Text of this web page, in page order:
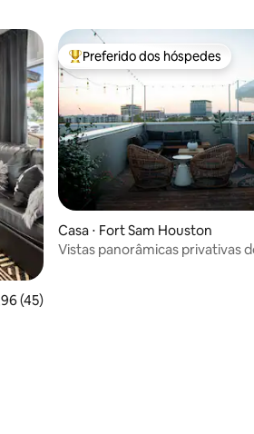
de uma avaliação média de 5, 45
(45)
Entre os melhores preferidos
Preferido dos hóspedes
Casa ⋅ Fort Sam Houston
Vistas panorâmicas privativas